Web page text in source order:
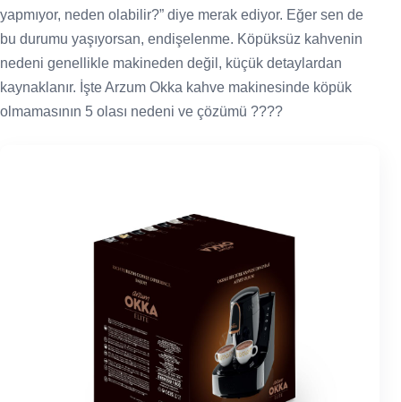
yapmıyor, neden olabilir?” diye merak ediyor. Eğer sen de
bu durumu yaşıyorsan, endişelenme. Köpüksüz kahvenin
nedeni genellikle makineden değil, küçük detaylardan
kaynaklanır. İşte Arzum Okka kahve makinesinde köpük
olmamasının 5 olası nedeni ve çözümü ????